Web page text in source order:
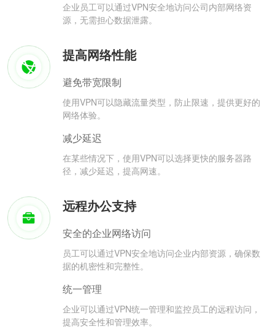
企业员工可以通过VPN安全地访问公司内部网络资
源，无需担心数据泄露。
提高网络性能
避免带宽限制
使用VPN可以隐藏流量类型，防止限速，提供更好的
网络体验。
减少延迟
在某些情况下，使用VPN可以选择更快的服务器路
径，减少延迟，提高网速。
远程办公支持
安全的企业网络访问
员工可以通过VPN安全地访问企业内部资源，确保数
据的机密性和完整性。
统一管理
企业可以通过VPN统一管理和监控员工的远程访问，
提高安全性和管理效率。